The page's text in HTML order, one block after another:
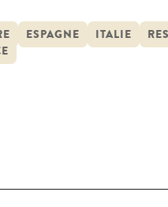
pour certains
[…]
ESPAGNE ITALIE